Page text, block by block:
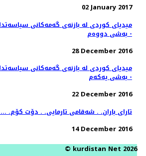
02 January 2017
میدیای كوردی له‌ بازنه‌ی گه‌مه‌كانی
- به‌شی دووه‌م
28 December 2016
میدیای كوردی له‌ بازنه‌ی گه‌مه‌كانی
- به‌شی یه‌كه‌م
22 December 2016
تارای باران. . شه‌قامی تارمایی. . دۆت كۆم.
14 December 2016
© kurdistan Net 2026